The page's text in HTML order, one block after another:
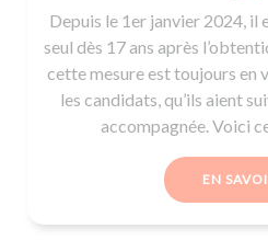
Depuis le 1er janvier 2024, il
seul dès 17 ans après
cette mesure est toujours en
les candidats, qu’ils aient
accompagnée. Voici
EN